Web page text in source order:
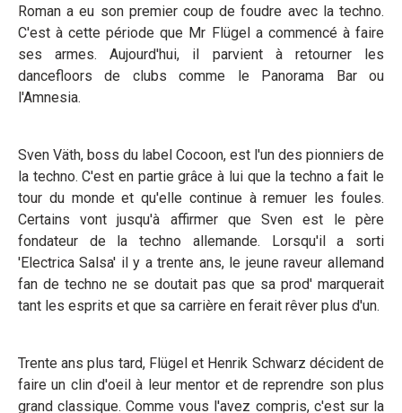
Roman a eu son premier coup de foudre avec la techno.
C'est à cette période que Mr Flügel a commencé à faire
ses armes. Aujourd'hui, il parvient à retourner les
dancefloors de clubs comme le Panorama Bar ou
l'Amnesia.
Sven Väth, boss du label Cocoon, est l'un des pionniers de
la techno. C'est en partie grâce à lui que la techno a fait le
tour du monde et qu'elle continue à remuer les foules.
Certains vont jusqu'à affirmer que Sven est le père
fondateur de la techno allemande. Lorsqu'il a sorti
'Electrica Salsa' il y a trente ans, le jeune raveur allemand
fan de techno ne se doutait pas que sa prod' marquerait
tant les esprits et que sa carrière en ferait rêver plus d'un.
Trente ans plus tard, Flügel et Henrik Schwarz décident de
faire un clin d'oeil à leur mentor et de reprendre son plus
grand classique. Comme vous l'avez compris, c'est sur la